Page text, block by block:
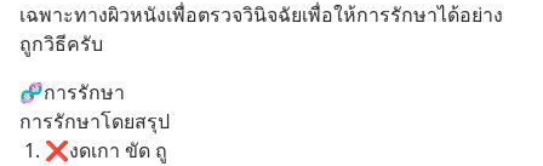
เฉพาะทางผิวหนังเพื่อตรวจวินิจฉัยเพื่อให้การรักษาได้อย่าง
ถูกวิธีครับ
🧬การรักษา
การรักษาโดยสรุป
1. ❌งดเกา ขัด ถู